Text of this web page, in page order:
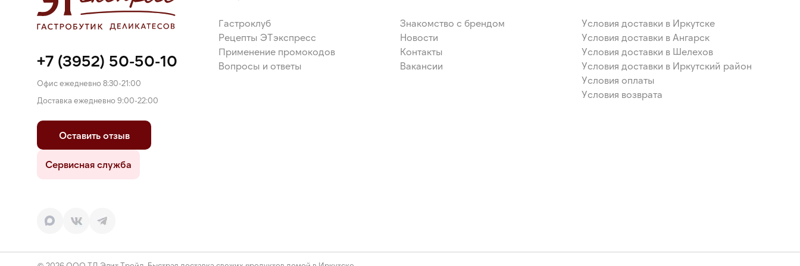
+7 (3952) 50-50-10
Офис ежедневно 8:30-21:00
Доставка ежедневно 9:00-22:00
Оставить отзыв
Сервисная служба
Гастроклуб
Рецепты ЭТэкспресс
Применение промокодов
Вопросы и ответы
Знакомство с брендом
Новости
Контакты
Вакансии
Условия доставки в Иркутске
Условия доставки в Ангарск
Условия доставки в Шелехов
Условия доставки в Иркутский район
Условия оплаты
Условия возврата